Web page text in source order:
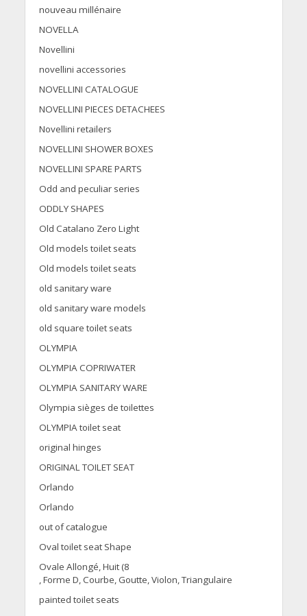
nouveau millénaire
NOVELLA
Novellini
novellini accessories
NOVELLINI CATALOGUE
NOVELLINI PIECES DETACHEES
Novellini retailers
NOVELLINI SHOWER BOXES
NOVELLINI SPARE PARTS
Odd and peculiar series
ODDLY SHAPES
Old Catalano Zero Light
Old models toilet seats
Old models toilet seats
old sanitary ware
old sanitary ware models
old square toilet seats
OLYMPIA
OLYMPIA COPRIWATER
OLYMPIA SANITARY WARE
Olympia sièges de toilettes
OLYMPIA toilet seat
original hinges
ORIGINAL TOILET SEAT
Orlando
Orlando
out of catalogue
Oval toilet seat Shape
Ovale Allongé, Huit (8
, Forme D, Courbe, Goutte, Violon, Triangulaire
painted toilet seats